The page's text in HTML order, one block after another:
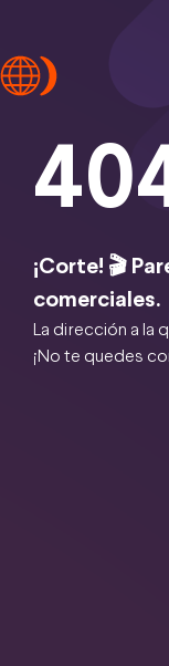
¡Corte! 🎬
comerciales.
La dirección a la
¡No te quedes